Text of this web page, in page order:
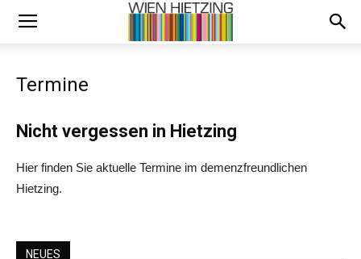
Termine
Nicht vergessen in Hietzing
Hier finden Sie aktuelle Termine im demenzfreundlichen
Hietzing.
NEUES